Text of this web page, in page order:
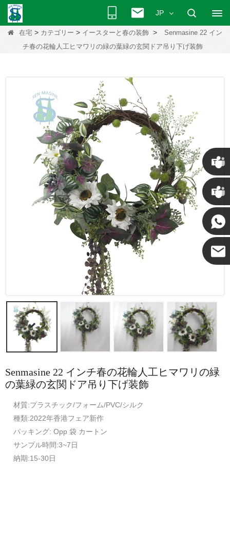
JP
在宅 > カテゴリー > イースターと春の装飾 >
Senmasine 22 イン
チ春の花輪人工ヒマワリの緑の葉緑の玄関ドア吊り下げ装飾
Senmasine 22 インチ春の花輪人工ヒマワリの緑
の葉緑の玄関ドア吊り下げ装飾
材質:プラスチック/フォーム/PVC/シルク
種類:2022年香港フェア新作
パッキング: Opp 袋 カートン
サンプル時間:3~7日
納期:15-30日
クリス
ケニー